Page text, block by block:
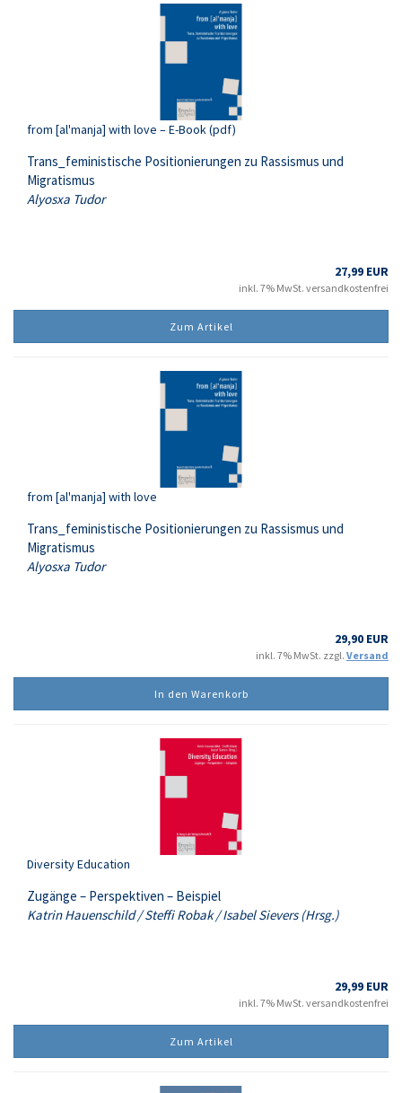
from [al'manja] with love – E-Book (pdf)
Trans_feministische Positionierungen zu Rassismus und
Migratismus
Alyosxa Tudor
27,99 EUR
inkl. 7% MwSt. versandkostenfrei
Zum Artikel
from [al'manja] with love
Trans_feministische Positionierungen zu Rassismus und
Migratismus
Alyosxa Tudor
29,90 EUR
inkl. 7% MwSt. zzgl. Versand
In den Warenkorb
Diversity Education
Zugänge – Perspektiven – Beispiel
Katrin Hauenschild / Steffi Robak / Isabel Sievers (Hrsg.)
29,99 EUR
inkl. 7% MwSt. versandkostenfrei
Zum Artikel